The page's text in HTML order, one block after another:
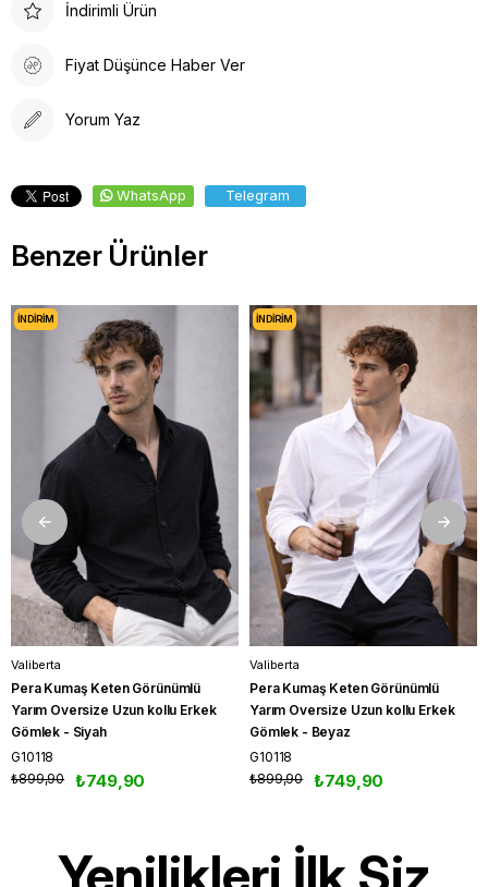
İndirimli Ürün
Fiyat Düşünce Haber Ver
Yorum Yaz
WhatsApp Telegram
Benzer Ürünler
Valiberta
Pera Kumaş Keten Görünümlü
Yarım Oversize Uzun kollu Erkek
Gömlek - Siyah
G10118
₺749,90
₺899,90
İNDIRIM
Valiberta
Pera Kumaş Keten Görünümlü
Yarım Oversize Uzun kollu Erkek
Gömlek - Beyaz
G10118
₺749,90
₺899,90
İNDIRIM